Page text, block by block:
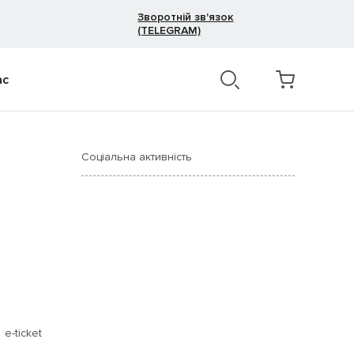
Зворотній зв'язок
(TELEGRAM)
e-ticket
Соціальна активність